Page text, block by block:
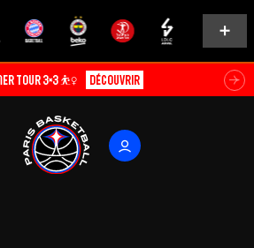
d’été⚡ Explorer